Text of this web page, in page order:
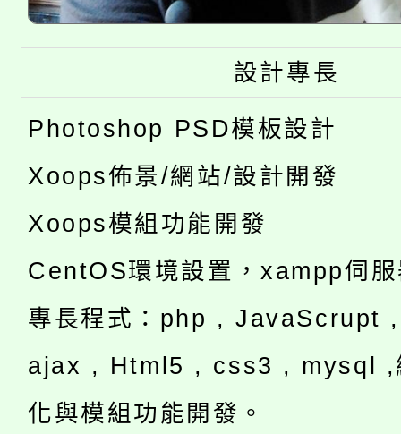
設計專長
Photoshop PSD模板設計
Xoops佈景/網站/設計開發
Xoops模組功能開發
CentOS環境設置，xampp伺
專長程式：php , JavaScrupt
ajax , Html5 , css3 , mysql ,
化與模組功能開發。